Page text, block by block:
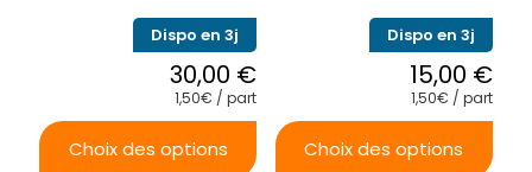
Dispo en 3j
30,00 €
1,50€ / part
Choix des options
Dispo en 3j
15,00 €
1,50€ / part
Choix des options